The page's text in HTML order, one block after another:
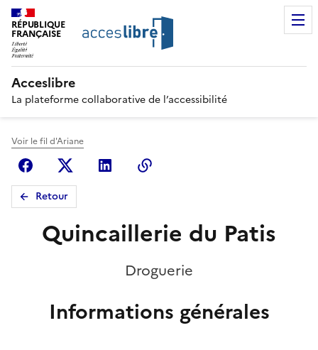
RÉPUBLIQUE
FRANÇAISE
Acceslibre
La plateforme collaborative de l’accessibilité
Voir le fil d'Ariane
FacebookX (anciennement Twitter)
Linkedin
Retour
Quincaillerie du Patis
Droguerie
Informations générales